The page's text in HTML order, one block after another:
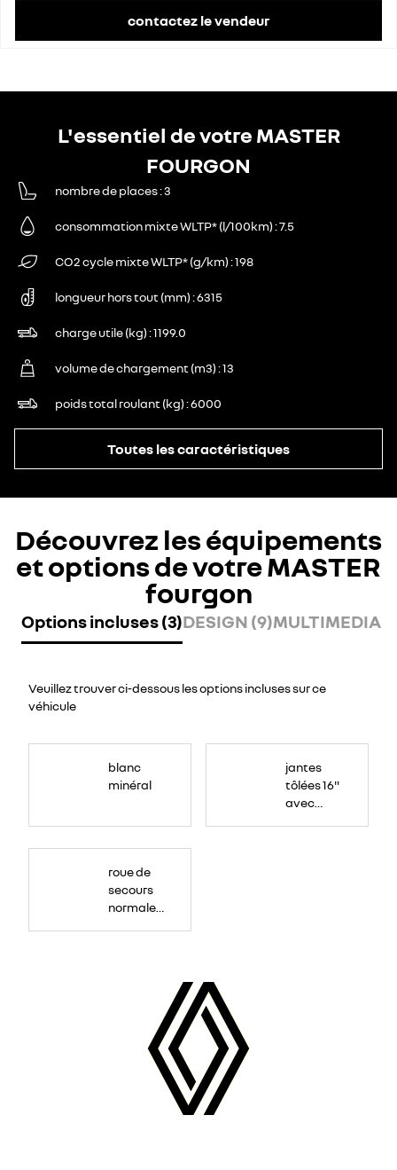
contactez le vendeur
L'essentiel de votre MASTER
FOURGON
nombre de places 3
consommation mixte WLTP* (l/100km) 7.5
CO2 cycle mixte WLTP* (g/km) 198
longueur hors tout (mm) 6315
charge utile (kg) 1199.0
volume de chargement (m3) 13
poids total roulant (kg) 6000
Toutes les caractéristiques
Découvrez les équipements
et options de votre MASTER
fourgon
Options incluses (3)DESIGN (9)MULTIMEDIA
Veuillez trouver ci-dessous les options incluses sur ce
véhicule
blanc
minéral
jantes
tôlées 16"
avec
roue de
secours
normale